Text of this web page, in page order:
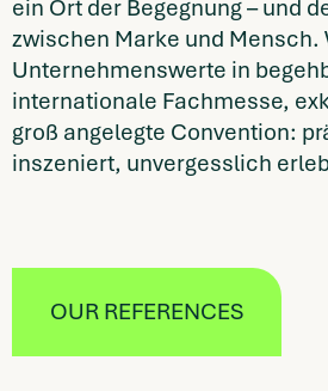
ein Ort der Begegnung – und
zwischen Marke und Mensch.
Unternehmenswerte in
internationale Fachmesse,
groß angelegte Convention:
inszeniert, unvergesslich
OUR REFERENCES